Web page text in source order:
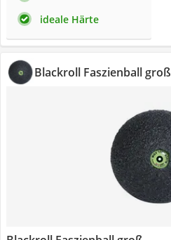
ideale Härte
Blackroll Faszienball groß